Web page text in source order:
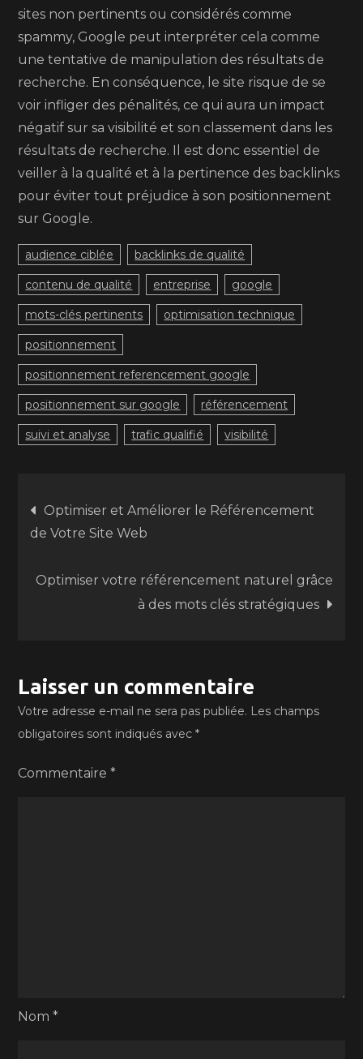
sites non pertinents ou considérés comme
spammy, Google peut interpréter cela comme
une tentative de manipulation des résultats de
recherche. En conséquence, le site risque de se
voir infliger des pénalités, ce qui aura un impact
négatif sur sa visibilité et son classement dans les
résultats de recherche. Il est donc essentiel de
veiller à la qualité et à la pertinence des backlinks
pour éviter tout préjudice à son positionnement
sur Google.
audience ciblée backlinks de qualité
contenu de qualité entreprise google
mots-clés pertinents optimisation technique
positionnement
positionnement referencement google
positionnement sur google référencement
suivi et analyse trafic qualifié visibilité
Navigation
de
l’article
Optimiser et Améliorer le Référencement
de Votre Site Web
Optimiser votre référencement naturel grâce
à des mots clés stratégiques
Laisser un commentaire
Votre adresse e-mail ne sera pas publiée. Les champs
obligatoires sont indiqués avec*
Commentaire*
Nom*